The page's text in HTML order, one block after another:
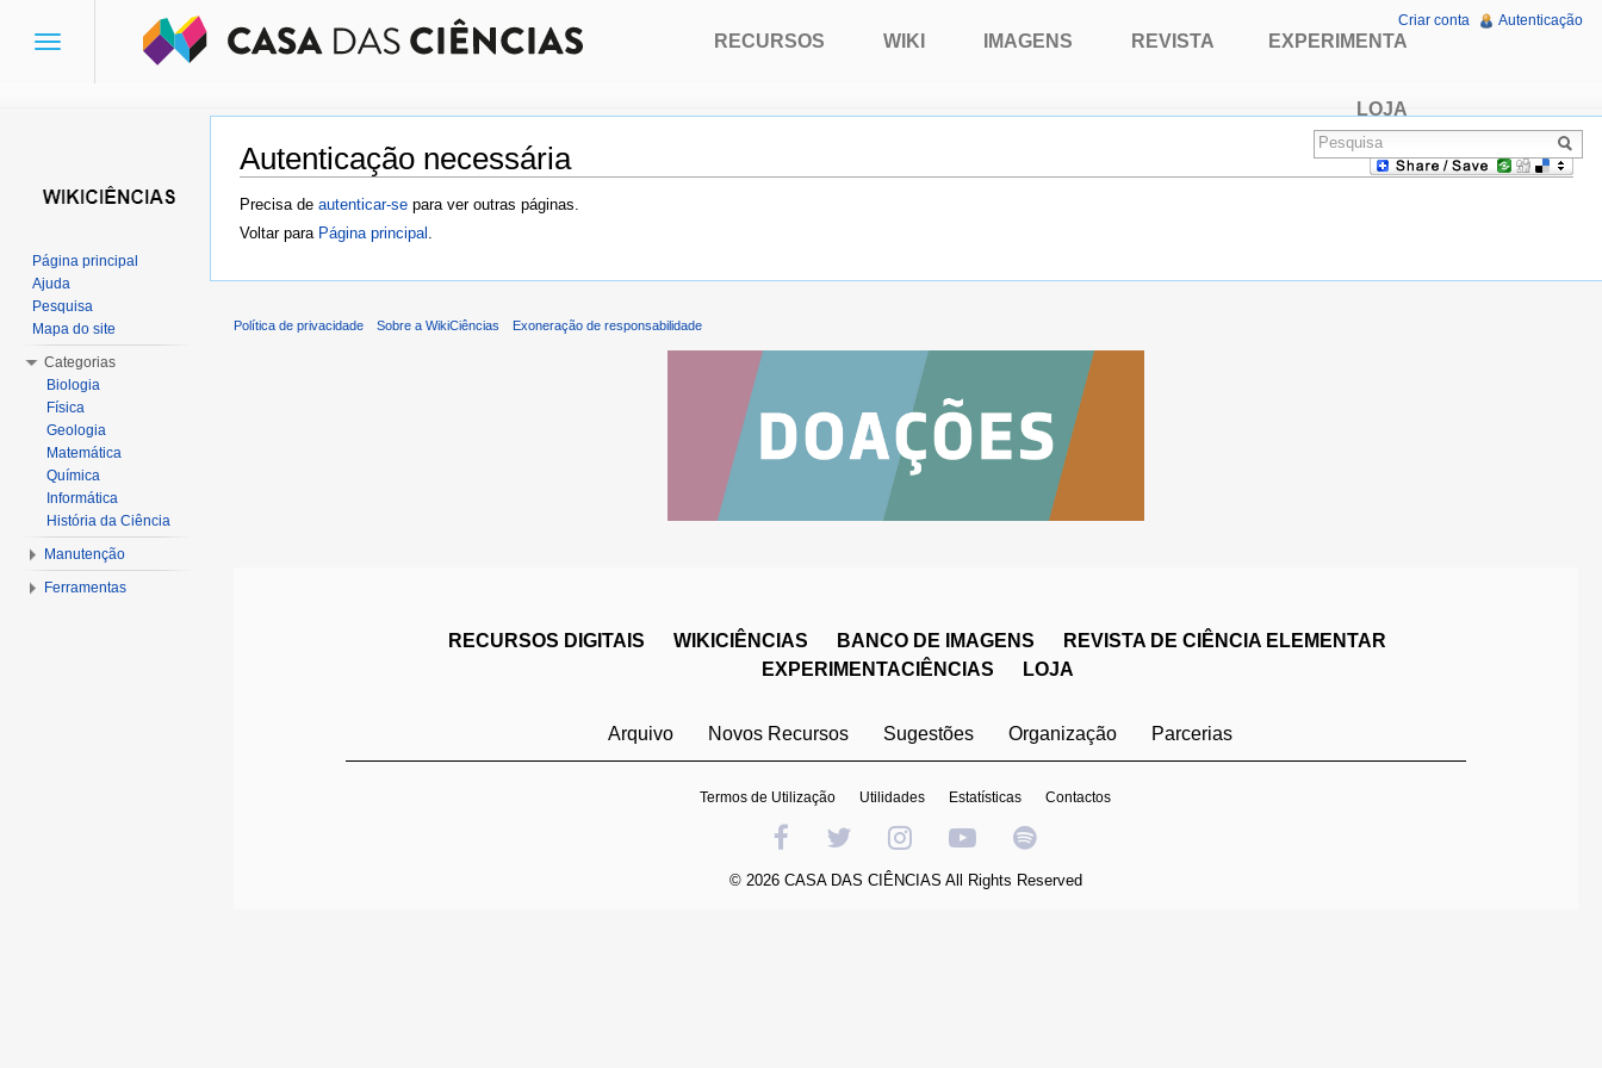
Autenticação necessária
Ir para:navegação,pesquisa
Precisa de autenticar-se para ver outras páginas.
Voltar para Página principal
Toggle
RECURSOS WIKI IMAGENS REVISTA EXPERIMENTA
LOJA
Criar conta Autenticação
Página principal
Ajuda
Pesquisa
Mapa do site
Categorias
Biologia
Física
Geologia
Matemática
Química
Informática
História da Ciência
Manutenção
Ferramentas
Política de privacidade Sobre a WikiCiências Exoneração de responsabilidade
RECURSOS DIGITAIS WIKICIÊNCIAS BANCO DE IMAGENS
REVISTA DE CIÊNCIA ELEMENTAR
EXPERIMENTACIÊNCIAS
LOJA
Arquivo Novos Recursos Sugestões Organização Parcerias
Termos de Utilização Utilidades Estatísticas Contactos
© 2026 CASA DAS CIÊNCIAS All Rights Reserved